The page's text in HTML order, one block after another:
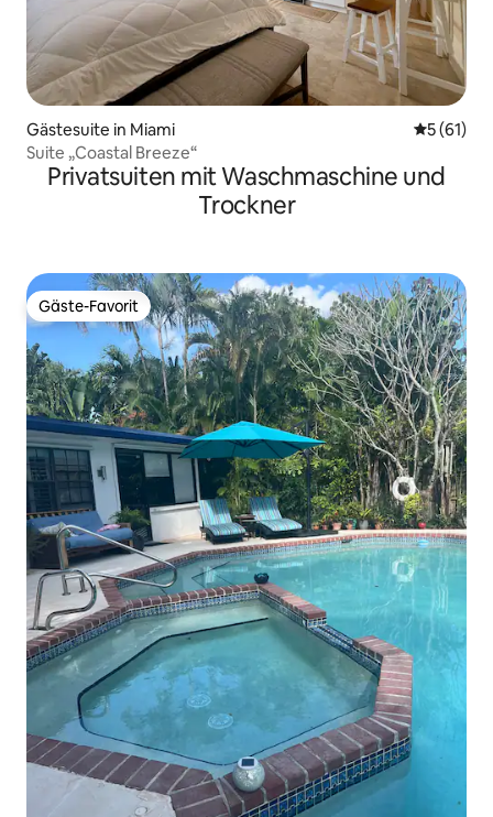
Gästesuite in Miami
5 (61)
Suite „Coastal Breeze“
Privatsuiten mit Waschmaschine und
Trockner
Gäste-Favorit
Gäste-Favorit